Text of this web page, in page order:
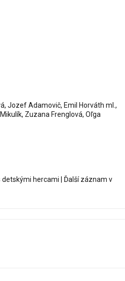
Jozef Adamovič, Emil Horváth ml.,
Zuzana Frenglová, Oľga
detskými hercami
Ďalší záznam v